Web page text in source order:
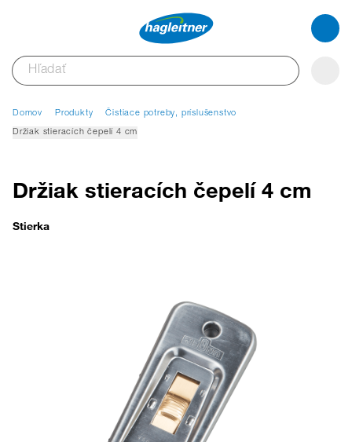
Domov Produkty Čistiace potreby, príslušenstvo
Držiak stieracích čepelí 4 cm
Držiak stieracích čepelí 4 cm
Stierka